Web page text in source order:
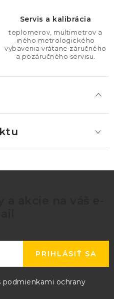
Servis a kalibrácia
teplomerov, multimetrov a
iného metrologického
vybavenia vrátane záručného
a pozáručného servisu.
podmienkami ochrany
PRIHLÁSIŤ SA